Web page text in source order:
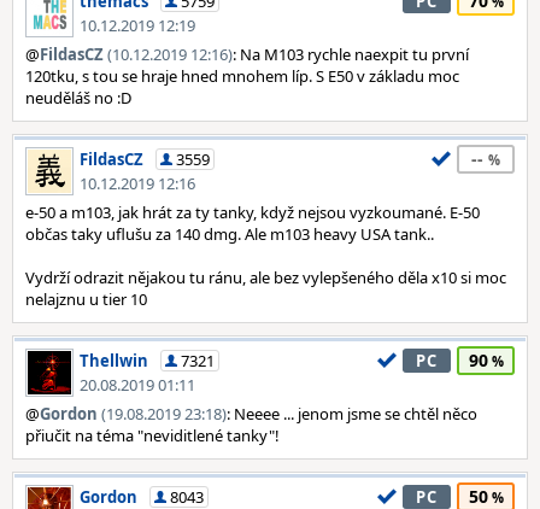
10.12.2019 12:19
@FildasCZ(10.12.2019 12:16): Na M103 rychle naexpit tu první
120tku, s tou se hraje hned mnohem líp. S E50 v základu moc
neuděláš no :D
FildasCZ
3559
10.12.2019 12:16
--
e-50 a m103, jak hrát za ty tanky, když nejsou vyzkoumané. E-50
občas taky uflušu za 140 dmg. Ale m103 heavy USA tank..
Vydrží odrazit nějakou tu ránu, ale bez vylepšeného děla x10 si moc
nelajznu u tier 10
Thellwin
7321
20.08.2019 01:11
PC 90
@Gordon (19.08.2019 23:18): Neeee ... jenom jsme se chtěl něco
přiučit na téma "neviditlené tanky"!
Gordon
8043
PC 50